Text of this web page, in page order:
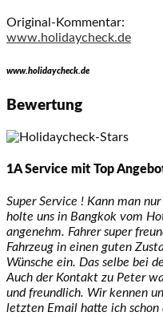
Original-Kommentar:
www.holidaycheck.de
www.holidaycheck.de
Bewertung
1A Service mit Top
Super Service ! Kann man
holte uns in Bangkok vom
angenehm. Fahrer super
Fahrzeug in einen guten
Wünsche ein. Das selbe bei
Auch der Kontakt zu Peter
und freundlich. Wir kennen
letzten Email hatte ich schon